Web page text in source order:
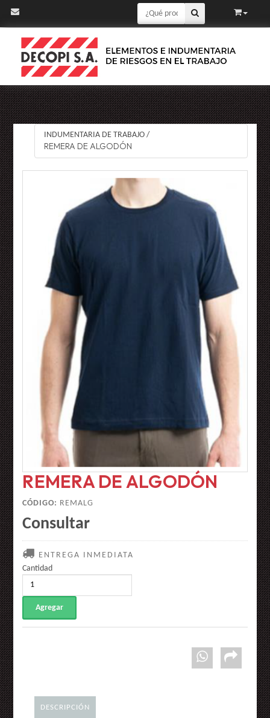
INDUMENTARIA DE TRABAJO /
REMERA DE ALGODÓN
REMERA DE ALGODÓN
CÓDIGO: REMALG
Consultar
ENTREGA INMEDIATA
Cantidad
DESCRIPCIÓN